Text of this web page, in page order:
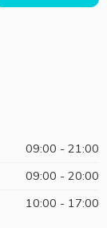
09:00 - 21:00
09:00 - 20:00
10:00 - 17:00